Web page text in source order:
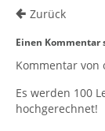
Zurück
Einen Kommentar
Kommentar von
Es werden 100
hochgerechnet!